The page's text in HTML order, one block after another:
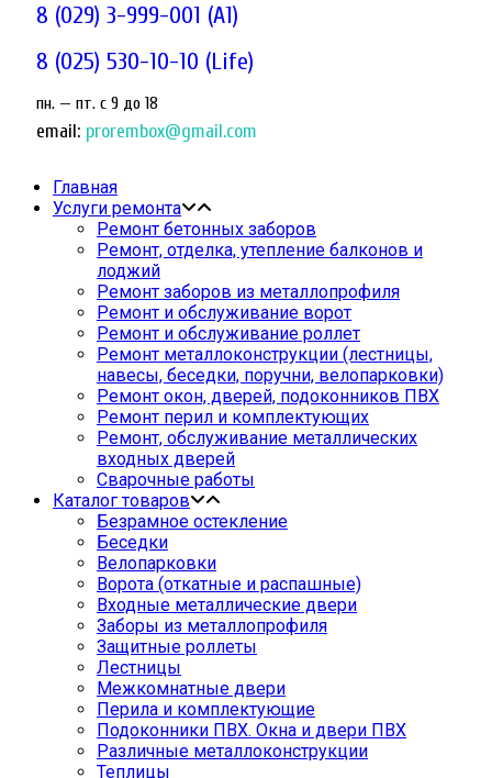
8 (029) 3-999-001 (A1)
8 (025) 530-10-10 (Life)
пн. — пт. c 9 до 18
email: prorembox@gmail.com
Главная
Услуги ремонта
Ремонт бетонных заборов
Ремонт, отделка, утепление балконов и
лоджий
Ремонт заборов из металлопрофиля
Ремонт и обслуживание ворот
Ремонт и обслуживание роллет
Ремонт металлоконструкции (лестницы,
навесы, беседки, поручни, велопарковки)
Ремонт окон, дверей, подоконников ПВХ
Ремонт перил и комплектующих
Ремонт, обслуживание металлических
входных дверей
Сварочные работы
Каталог товаров
Безрамное остекление
Беседки
Велопарковки
Ворота (откатные и распашные)
Входные металлические двери
Заборы из металлопрофиля
Защитные роллеты
Лестницы
Межкомнатные двери
Перила и комплектующие
Подоконники ПВХ. Окна и двери ПВХ
Различные металлоконструкции
Теплицы